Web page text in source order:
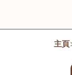
主頁